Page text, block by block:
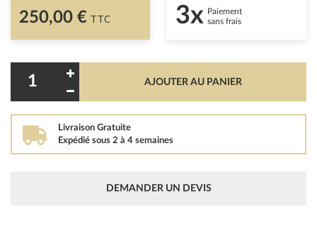
250,00 € TTC 3x Paiement
sans frais
AJOUTER AU PANIER
Livraison Gratuite
Expédié sous 2 à 4 semaines
DEMANDER UN DEVIS